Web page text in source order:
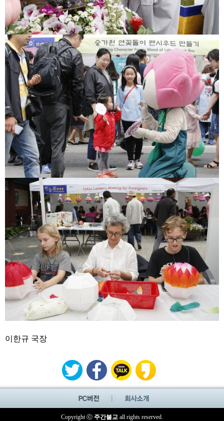
이한규 국장
Copyright ⓒ 주간불교 all rights reserved.